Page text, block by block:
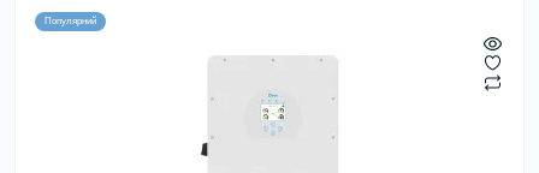
Популярний